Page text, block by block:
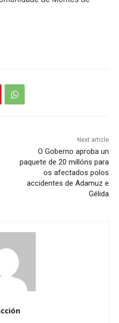
Next article
O Goberno aproba un
paquete de 20 millóns para
os afectados polos
accidentes de Adamuz e
Gélida